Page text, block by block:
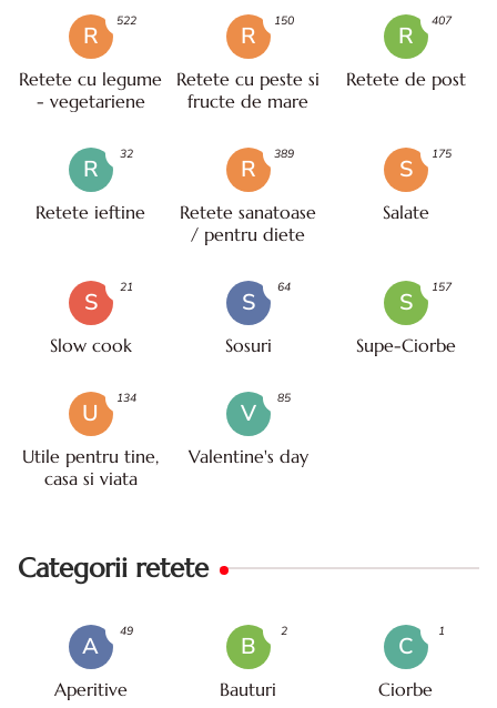
R
Retete cu legume
- vegetariene
522
R
Retete cu peste si
fructe de mare
150
R
Retete de post
407
R
Retete ieftine
32
R
Retete sanatoase
/ pentru diete
389
S
Salate
175
S
Slow cook
21
S
Sosuri
64
S
Supe-Ciorbe
157
U
Utile pentru tine,
casa si viata
134
V
Valentine's day
85
Categorii retete
A
Aperitive
49
B
Bauturi
2
C
Ciorbe
1